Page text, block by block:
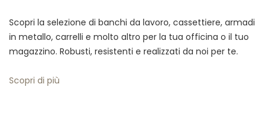
Scopri la selezione di banchi da lavoro, cassettiere, armadi
in metallo, carrelli e molto altro per la tua officina o il tuo
magazzino. Robusti, resistenti e realizzati da noi per te.
Scopri di più